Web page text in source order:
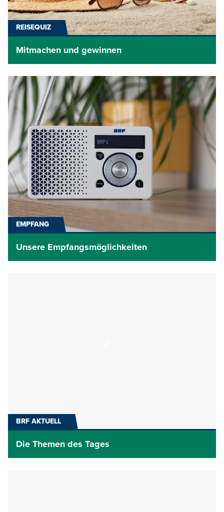
REISEQUIZ
Mitmachen und gewinnen
EMPFANG
Unsere Empfangsmöglichkeiten
Die Themen des Tages